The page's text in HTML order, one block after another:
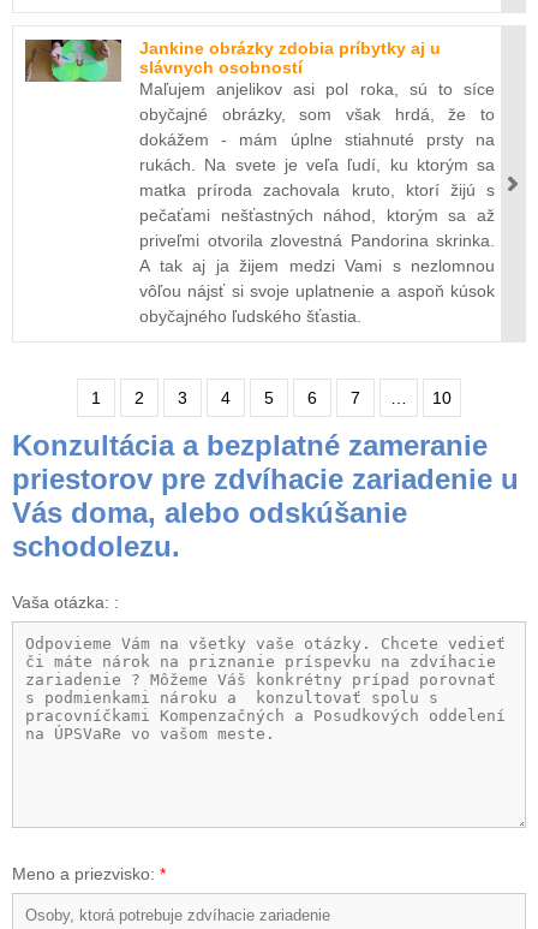
Jankine obrázky zdobia príbytky aj u
slávnych osobností
Maľujem anjelikov asi pol roka, sú to síce
obyčajné obrázky, som však hrdá, že to
dokážem - mám úplne stiahnuté prsty na
rukách. Na svete je veľa ľudí, ku ktorým sa
matka príroda zachovala kruto, ktorí žijú s
pečaťami nešťastných náhod, ktorým sa až
priveľmi otvorila zlovestná Pandorina skrinka.
A tak aj ja žijem medzi Vami s nezlomnou
vôľou nájsť si svoje uplatnenie a aspoň kúsok
obyčajného ľudského šťastia.
1 2 3 4 5 6 7 10
Konzultácia a bezplatné zameranie
priestorov pre zdvíhacie zariadenie u
Vás doma, alebo odskúšanie
schodolezu.
Vaša otázka: :
Meno a priezvisko: *